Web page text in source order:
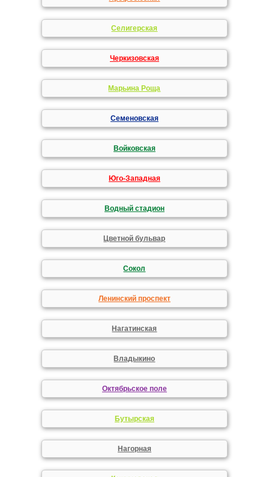
Селигерская
Черкизовская
Марьина Роща
Семеновская
Войковская
Юго-Западная
Водный стадион
Цветной бульвар
Сокол
Ленинский проспект
Нагатинская
Владыкино
Октябрьское поле
Бутырская
Нагорная